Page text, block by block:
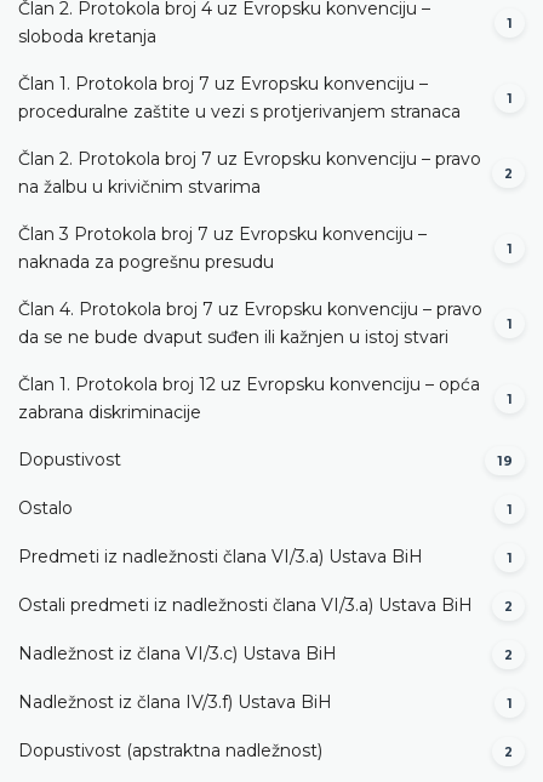
Član 2. Protokola broj 4 uz Evropsku konvenciju –
sloboda kretanja
1
Član 1. Protokola broj 7 uz Evropsku konvenciju –
proceduralne zaštite u vezi s protjerivanjem stranaca
1
Član 2. Protokola broj 7 uz Evropsku konvenciju – pravo
na žalbu u krivičnim stvarima
2
Član 3 Protokola broj 7 uz Evropsku konvenciju –
naknada za pogrešnu presudu
1
Član 4. Protokola broj 7 uz Evropsku konvenciju – pravo
da se ne bude dvaput suđen ili kažnjen u istoj stvari
1
Član 1. Protokola broj 12 uz Evropsku konvenciju – opća
zabrana diskriminacije
1
Dopustivost 19
Ostalo 1
Predmeti iz nadležnosti člana VI/3.а) Ustava BiH 1
Ostali predmeti iz nadležnosti člana VI/3.а) Ustava BiH 2
Nadležnost iz člana VI/3.c) Ustava BiH 2
Nadležnost iz člana IV/3.f) Ustava BiH 1
Dopustivost (apstraktna nadležnost) 2